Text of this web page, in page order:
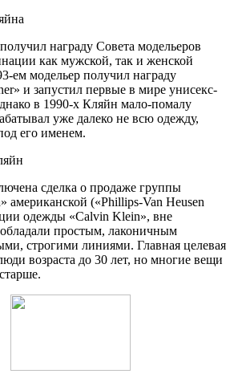
награду Совета модельеров
как мужской, так и женской
ем модельер получил награду
и запустил первые в мире унисекс-
в 1990-х Кляйн мало-помалу
уже далеко не всю одежду,
его именем.
сделка о продаже группы
американской («Phillips-Van Heusen
одежды «Calvin Klein», вне
простым, лаконичным
строгими линиями. Главная целевая
возраста до 30 лет, но многие вещи